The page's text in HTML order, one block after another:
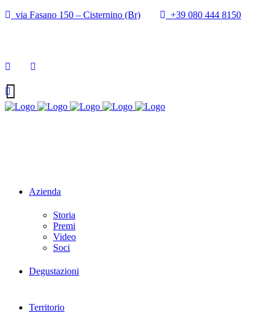
via Fasano 150 – Cisternino (Br)
+39 080 444 8150
Azienda
Storia
Premi
Video
Soci
Degustazioni
Territorio